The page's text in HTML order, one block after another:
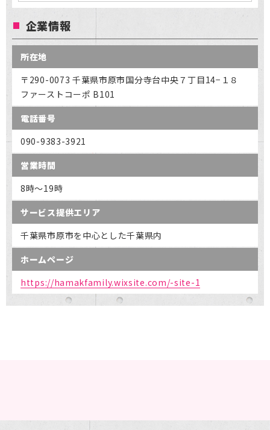
企業情報
所在地
〒290-0073 千葉県市原市国分寺台中央７丁目14−１８
ファーストコーポ B101
電話番号
090-9383-3921
営業時間
8時～19時
サービス提供エリア
千葉県市原市を中心とした千葉県内
ホームページ
https://hamakfamily.wixsite.com/-site-1